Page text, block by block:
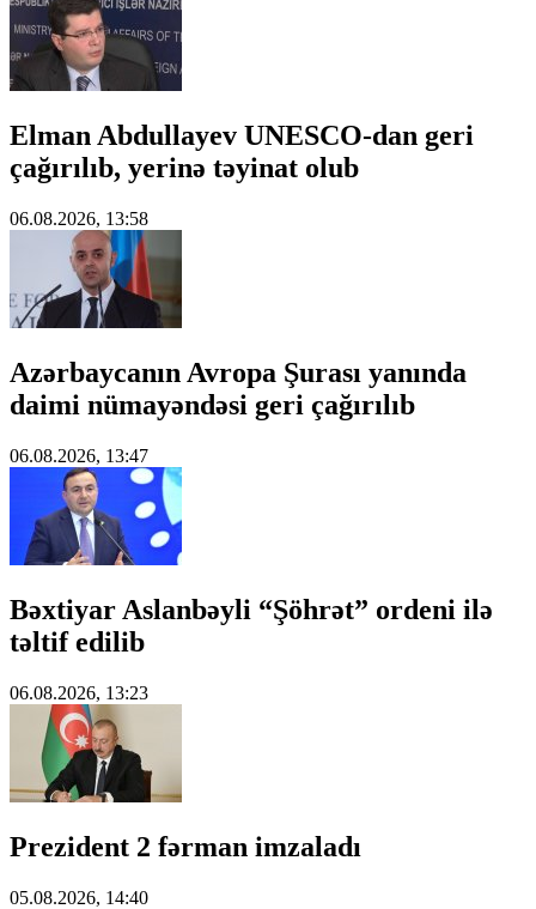
Elman Abdullayev UNESCO-dan geri
çağırılıb, yerinə təyinat olub
06.08.2026, 13:58
Azərbaycanın Avropa Şurası yanında
daimi nümayəndəsi geri çağırılıb
06.08.2026, 13:47
Bəxtiyar Aslanbəyli “Şöhrət” ordeni ilə
təltif edilib
06.08.2026, 13:23
Prezident 2 fərman imzaladı
05.08.2026, 14:40